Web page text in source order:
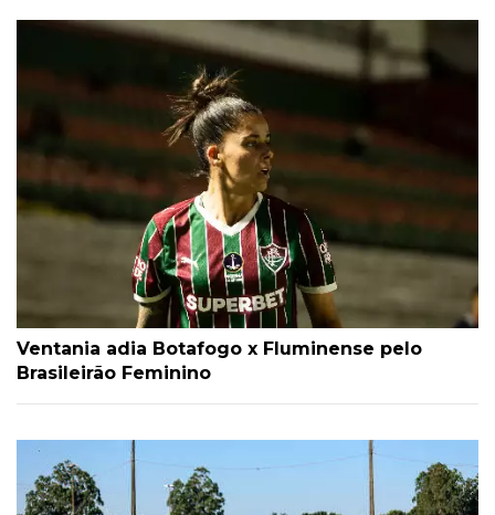
Ventania adia Botafogo x Fluminense pelo
Brasileirão Feminino